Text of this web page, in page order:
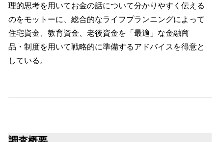
理的思考を用いてお金の話について分かりやすく伝える
のをモットーに、総合的なライフプランニングによって
住宅資金、教育資金、老後資金を「最適」な金融商
品・制度を用いて戦略的に準備するアドバイスを得意と
している。